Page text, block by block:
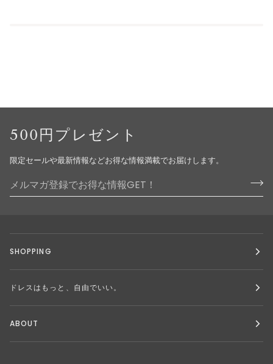
500円プレゼント
限定セールや最新情報などお得な情報満載でお届けします。
SHOPPING
ドレスはもっと、自由でいい。
ABOUT